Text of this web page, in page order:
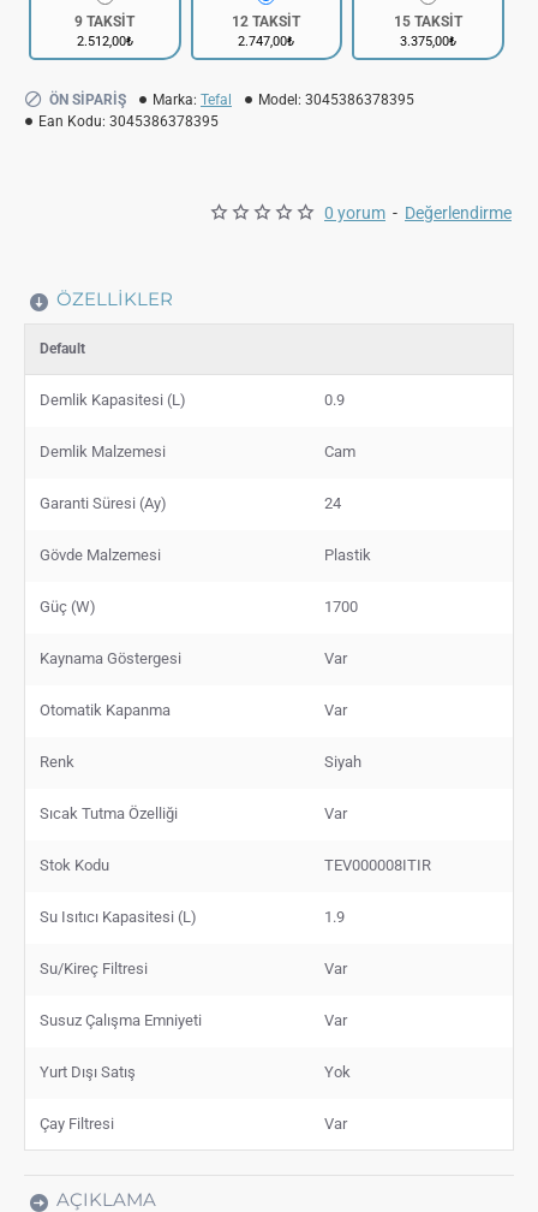
0 yorum - Değerlendirme
9 TAKSİT
2.512,00₺
12 TAKSİT
2.747,00₺
15 TAKSİT
3.375,00₺
ÖN SIPARIŞ Marka: Tefal Model: 3045386378395
Ean Kodu: 3045386378395
ÖZELLIKLER
Default
Demlik Kapasitesi (L) 0.9
Demlik Malzemesi Cam
Garanti Süresi (Ay) 24
Gövde Malzemesi Plastik
Güç (W) 1700
Kaynama Göstergesi Var
Otomatik Kapanma Var
Renk Siyah
Sıcak Tutma Özelliği Var
Stok Kodu TEV000008ITIR
Su Isıtıcı Kapasitesi (L) 1.9
Su/Kireç Filtresi Var
Susuz Çalışma Emniyeti Var
Yurt Dışı Satış Yok
Çay Filtresi Var
AÇIKLAMA